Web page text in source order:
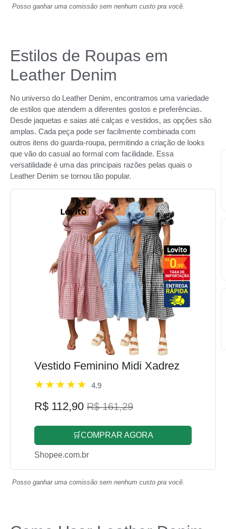
Posso ganhar uma comissão sem nenhum custo pra você.
Estilos de Roupas em
Leather Denim
No universo do Leather Denim, encontramos uma variedade
de estilos que atendem a diferentes gostos e preferências.
Desde jaquetas e saias até calças e vestidos, as opções são
amplas. Cada peça pode ser facilmente combinada com
outros itens do guarda-roupa, permitindo a criação de looks
que vão do casual ao formal com facilidade. Essa
versatilidade é uma das principais razões pelas quais o
Leather Denim se tornou tão popular.
Vestido Feminino Midi Xadrez
4.9
R$ 112,90 R$ 161,29
🛒COMPRAR AGORA
Shopee.com.br
Posso ganhar uma comissão sem nenhum custo pra você.